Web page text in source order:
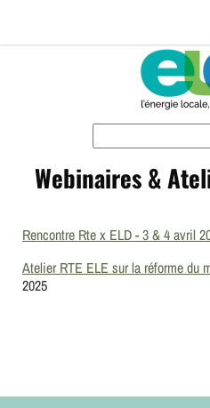
Webinaires &
Rencontre Rte x ELD - 3 & 4 avril
Atelier RTE ELE sur la réforme du
2025